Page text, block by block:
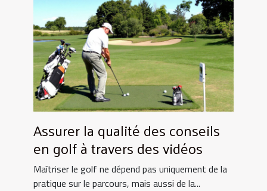
Assurer la qualité des conseils
en golf à travers des vidéos
Maîtriser le golf ne dépend pas uniquement de la
pratique sur le parcours, mais aussi de la...